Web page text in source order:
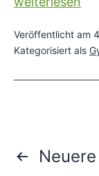
sich
über
neue
Veröffentlicht am
Kategorisiert als
Neuere